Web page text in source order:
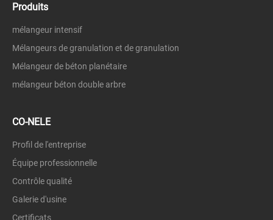
Produits
mélangeur intensif
Mélangeurs de granulation et de granulation
Mélangeur de béton planétaire
mélangeur béton double arbre
CO-NELE
Profil de l'entreprise
Équipe professionnelle
Contrôle qualité
Galerie d'usine
Certificats